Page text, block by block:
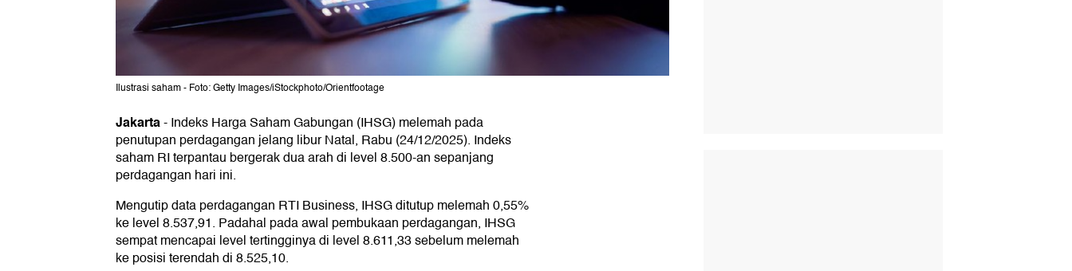
Ilustrasi saham - Foto: Getty Images/iStockphoto/Orientfootage
Jakarta-Indeks Harga Saham Gabungan (IHSG) melemah pada
penutupan perdagangan jelang libur Natal, Rabu (24/12/2025). Indeks
saham RI terpantau bergerak dua arah di level 8.500-an sepanjang
perdagangan hari ini.
Mengutip data perdagangan RTI Business, IHSG ditutup melemah 0,55%
ke level 8.537,91. Padahal pada awal pembukaan perdagangan, IHSG
sempat mencapai level tertingginya di level 8.611,33 sebelum melemah
ke posisi terendah di 8.525,10.